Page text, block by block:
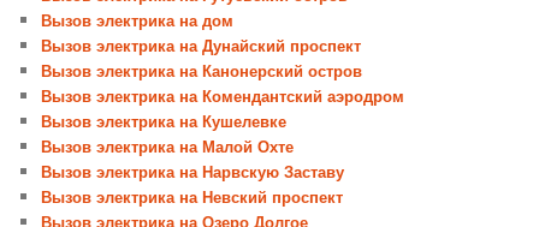
Вызов электрика на дом
Вызов электрика на Дунайский проспект
Вызов электрика на Канонерский остров
Вызов электрика на Комендантский аэродром
Вызов электрика на Кушелевке
Вызов электрика на Малой Охте
Вызов электрика на Нарвскую Заставу
Вызов электрика на Невский проспект
Вызов электрика на Озеро Долгое